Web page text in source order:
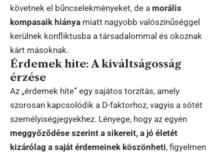
követnek el bűncselekményeket, de a morális
kompasaik hiánya miatt nagyobb valószínűséggel
kerülnek konfliktusba a társadalommal és okoznak
kárt másoknak.
Érdemek hite: A kiváltságosság
érzése
Az „érdemek hite” egy sajátos torzítás, amely
szorosan kapcsolódik a D-faktorhoz, vagyis a sötét
személyiségjegyekhez. Lényege, hogy az egyén
meggyőződése szerint a sikereit, a jó életét
kizárólag a saját érdemeinek köszönheti, figyelmen